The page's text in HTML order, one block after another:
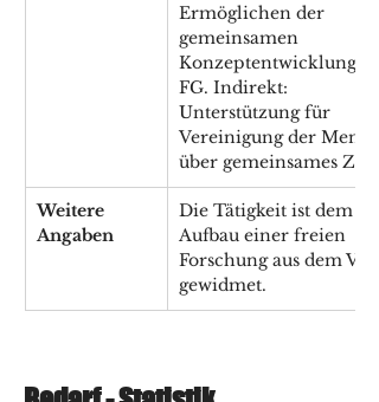
Ermöglichen der
gemeinsamen
Konzeptentwicklung
FG. Indirekt:
Unterstützung für
Vereinigung der
über gemeinsames Ziel.
Weitere
Angaben
Die Tätigkeit ist dem
Aufbau einer freien
Forschung aus dem Volk
gewidmet.